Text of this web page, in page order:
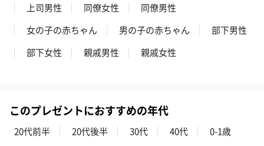
花束ハンドタオル（ピ
花束ハンドタオル（ブ
キャンドル・お香
キャンドル・お香を同梱してお届けいたします。
上司男性
同僚女性
同僚男性
女の子の赤ちゃん
男の子の赤ちゃん
部下男性
部下女性
親戚男性 親戚女性
このプレゼントにおすすめの年代
20代前半 20代後半 30代 40代
0-1歳